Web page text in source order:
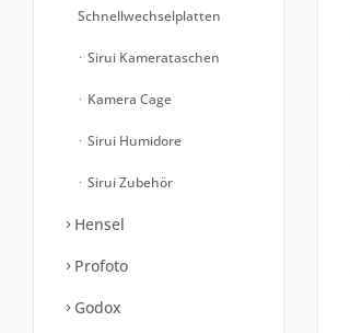
Schnellwechselplatten
Sirui Kamerataschen
Kamera Cage
Sirui Humidore
Sirui Zubehör
Hensel
Profoto
Godox